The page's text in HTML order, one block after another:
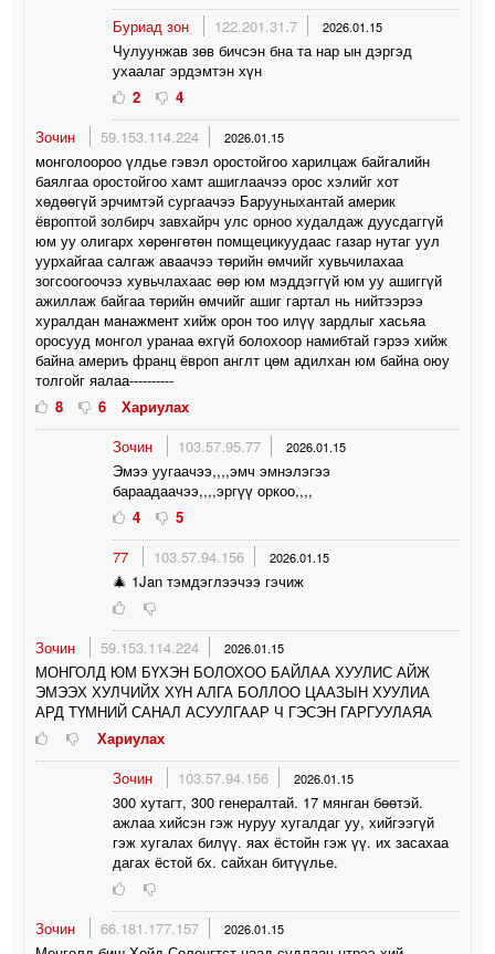
Буриад зон 122.201.31.7 2026.01.15
Чулуунжав зөв бичсэн бна та нар ын дэргэд
ухаалаг эрдэмтэн хүн
2
4
Зочин
59.153.114.224 2026.01.15
монголоороо үлдье гэвэл оростойгоо харилцаж байгалийн
баялгаа оростойгоо хамт ашиглаачээ орос хэлийг хот
хөдөөгүй эрчимтэй сургаачээ Барууныхантай америк
ёвроптой золбирч завхайрч улс орноо худалдаж дуусдаггүй
юм уу олигарх хөрөнгөтөн помщецикуудаас газар нутаг уул
уурхайгаа салгаж аваачээ төрийн өмчийг хувьчилахаа
зогсоогоочээ хувьчлахаас өөр юм мэддэггүй юм уу ашиггүй
ажиллаж байгаа төрийн өмчийг ашиг гартал нь нийтээрээ
хуралдан манажмент хийж орон тоо илүү зардлыг хасьяа
оросууд монгол уранаа өхгүй болохоор намибтай гэрээ хийж
байна америъ франц ёвроп англт цөм адилхан юм байна оюу
толгойг яалаа----------
8
6
Хариулах
Зочин
103.57.95.77 2026.01.15
Эмээ уугаачээ,,,,эмч эмнэлэгээ
бараадаачээ,,,,эргүү оркоо,,,,
4
5
77
103.57.94.156 2026.01.15
🎄 1Jan тэмдэглээчээ гэчиж
Зочин 59.153.114.224 2026.01.15
МОНГОЛД ЮМ БҮХЭН БОЛОХОО БАЙЛАА ХУУЛИС АЙЖ
ЭМЭЭХ ХУЛЧИЙХ ХҮН АЛГА БОЛЛОО ЦААЗЫН ХУУЛИА
АРД ТҮМНИЙ САНАЛ АСУУЛГААР Ч ГЭСЭН ГАРГУУЛАЯА
Хариулах
Зочин
103.57.94.156 2026.01.15
300 хутагт, 300 генералтай. 17 мянган бөөтэй.
ажлаа хийсэн гэж нуруу хугалдаг уу, хийгээгүй
гэж хугалах билүү. яах ёстойн гэж үү. их засахаа
дагах ёстой бх. сайхан битүүлье.
Зочин 66.181.177.157 2026.01.15